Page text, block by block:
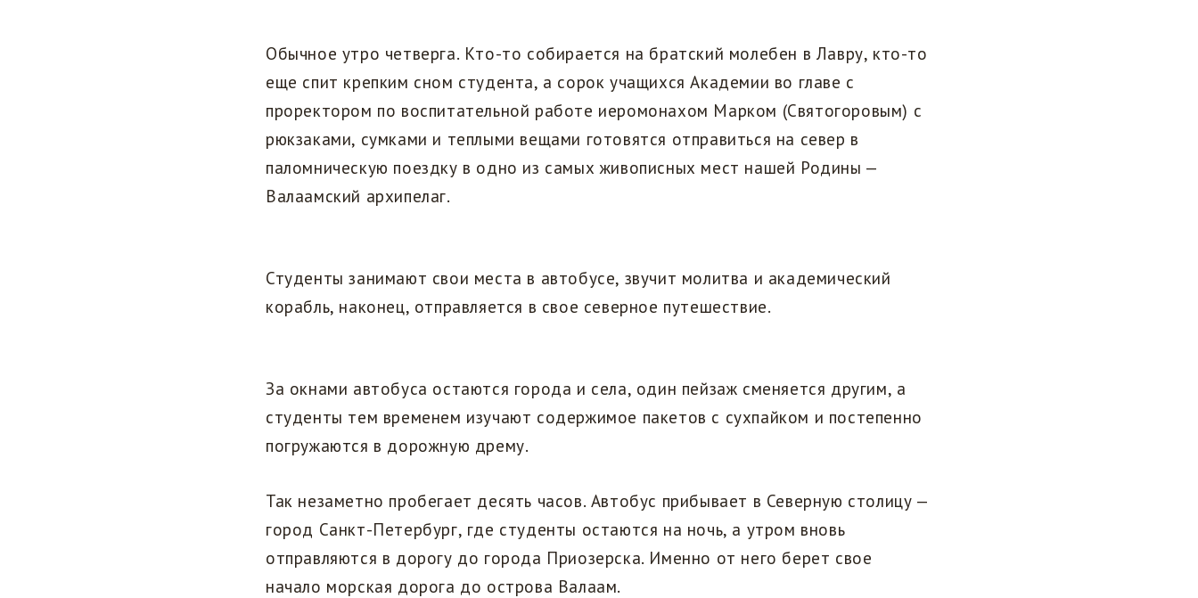
Обычное утро четверга. Кто-то собирается на братский молебен в Лавру, кто-то
еще спит крепким сном студента, а сорок учащихся Академии во главе с
проректором по воспитательной работе иеромонахом Марком (Святогоровым) с
рюкзаками, сумками и теплыми вещами готовятся отправиться на север в
паломническую поездку в одно из самых живописных мест нашей Родины —
Валаамский архипелаг.
Студенты занимают свои места в автобусе, звучит молитва и академический
корабль, наконец, отправляется в свое северное путешествие.
За окнами автобуса остаются города и села, один пейзаж сменяется другим, а
студенты тем временем изучают содержимое пакетов с сухпайком и постепенно
погружаются в дорожную дрему.
Так незаметно пробегает десять часов. Автобус прибывает в Северную столицу —
город Санкт-Петербург, где студенты остаются на ночь, а утром вновь
отправляются в дорогу до города Приозерска. Именно от него берет свое
начало морская дорога до острова Валаам.